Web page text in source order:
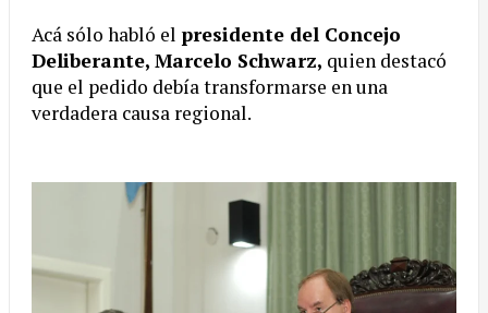
Acá sólo habló el presidente del Concejo
Deliberante, Marcelo Schwarz, quien destacó
que el pedido debía transformarse en una
verdadera causa regional.